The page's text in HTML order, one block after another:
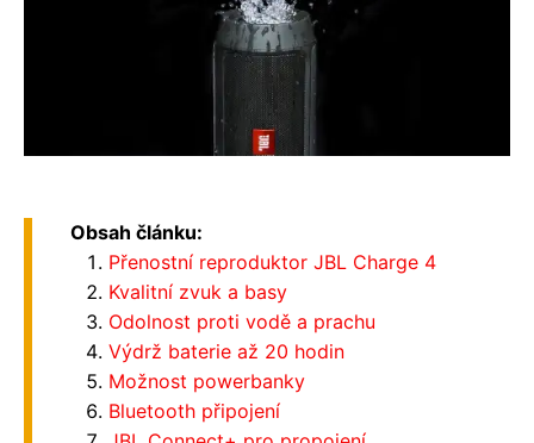
Obsah článku:
Přenostní reproduktor JBL Charge 4
Kvalitní zvuk a basy
Odolnost proti vodě a prachu
Výdrž baterie až 20 hodin
Možnost powerbanky
Bluetooth připojení